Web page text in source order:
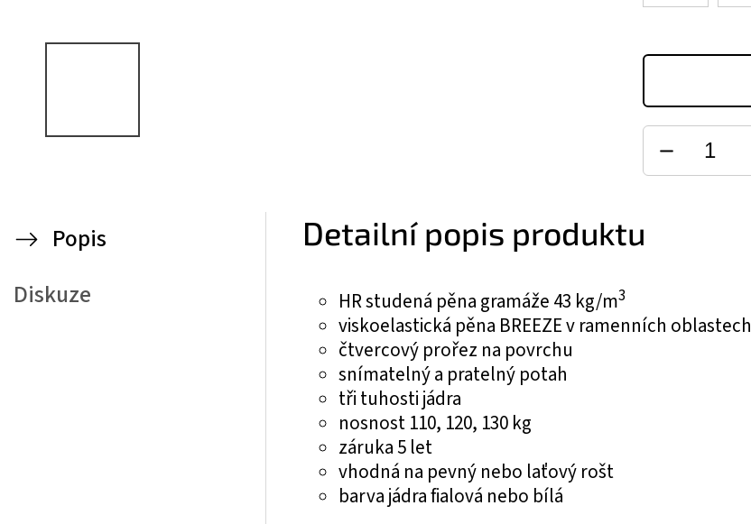
Popis
Diskuze
Detailní popis produktu
HR studená pěna gramáže 43 kg/m3
viskoelastická pěna BREEZE v ramenních oblastech
čtvercový prořez na povrchu
snímatelný a pratelný potah
tři tuhosti jádra
nosnost 110, 120, 130 kg
záruka 5 let
vhodná na pevný nebo laťový rošt
barva jádra fialová nebo bílá